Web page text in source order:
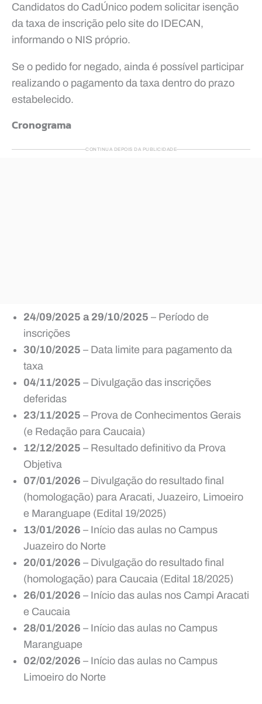
Candidatos do CadÚnico podem solicitar isenção
da taxa de inscrição pelo site do IDECAN,
informando o NIS próprio.
Se o pedido for negado, ainda é possível participar
realizando o pagamento da taxa dentro do prazo
estabelecido.
Cronograma
CONTINUA DEPOIS DA PUBLICIDADE
24/09/2025 a 29/10/2025 – Período de
inscrições
30/10/2025 – Data limite para pagamento da
taxa
04/11/2025 – Divulgação das inscrições
deferidas
23/11/2025 – Prova de Conhecimentos Gerais
(e Redação para Caucaia)
12/12/2025 – Resultado definitivo da Prova
Objetiva
07/01/2026 – Divulgação do resultado final
(homologação) para Aracati, Juazeiro, Limoeiro
e Maranguape (Edital 19/2025)
13/01/2026 – Início das aulas no Campus
Juazeiro do Norte
20/01/2026 – Divulgação do resultado final
(homologação) para Caucaia (Edital 18/2025)
26/01/2026 – Início das aulas nos Campi Aracati
e Caucaia
28/01/2026 – Início das aulas no Campus
Maranguape
02/02/2026 – Início das aulas no Campus
Limoeiro do Norte